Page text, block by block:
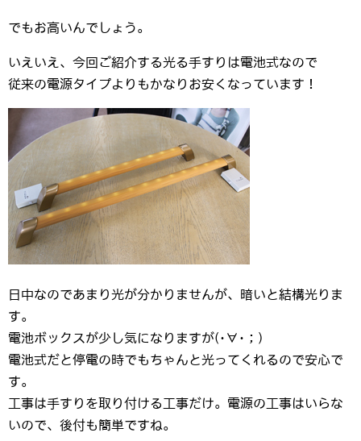
でもお高いんでしょう。
いえいえ、今回ご紹介する光る手すりは電池式なので
従来の電源タイプよりもかなりお安くなっています！
日中なのであまり光が分かりませんが、暗いと結構光りま
す。
電池ボックスが少し気になりますが(･∀･；)
電池式だと停電の時でもちゃんと光ってくれるので安心で
す。
工事は手すりを取り付ける工事だけ。電源の工事はいらな
いので、後付も簡単ですね。